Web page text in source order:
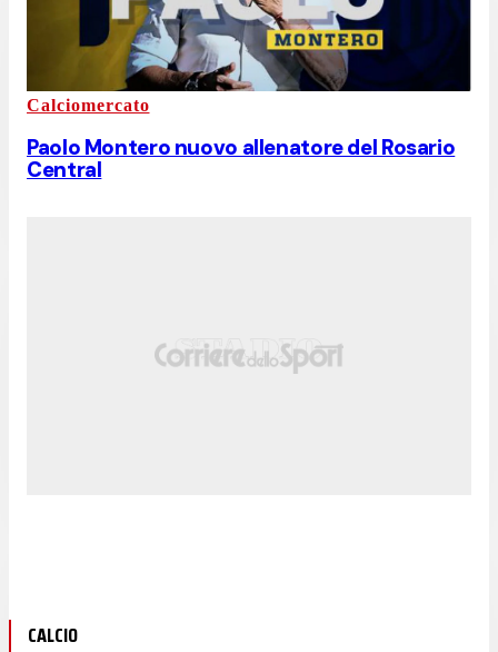
Calciomercato
Paolo Montero nuovo allenatore del Rosario
Central
CALCIO